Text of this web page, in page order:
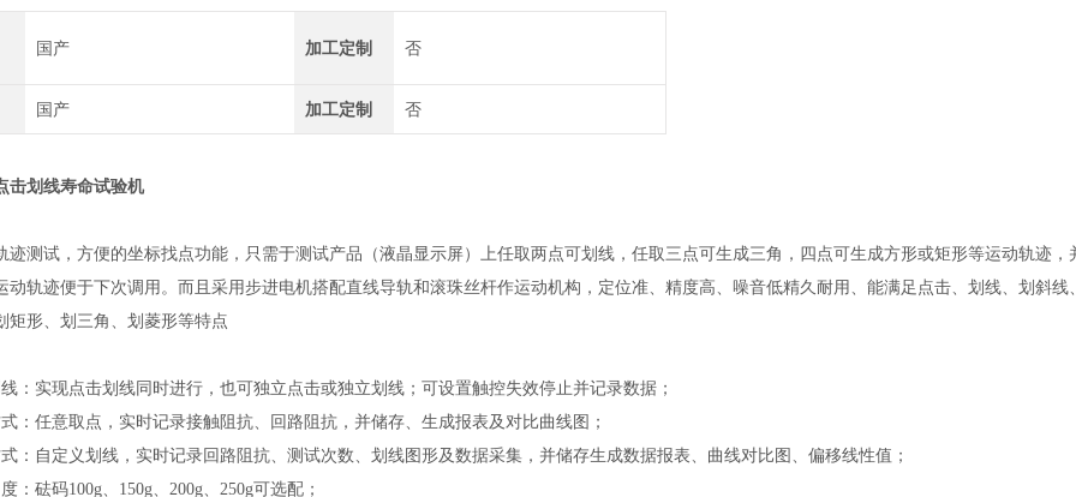
国产 加工定制 否
国产 加工定制 否
击划线寿命试验机
迹测试，方便的坐标找点功能，只需于测试产品（液晶显示屏）上任取两点可划线，任取三点可生成三角，四点可生成方形或矩形等运动轨迹，
动轨迹便于下次调用。而且采用步进电机搭配直线导轨和滚珠丝杆作运动机构，定位准、精度高、噪音低精久耐用、能满足点击、划线、划斜线
矩形、划三角、划菱形等特点
：实现点击划线同时进行，也可独立点击或独立划线；可设置触控失效停止并记录数据；
：任意取点，实时记录接触阻抗、回路阻抗，并储存、生成报表及对比曲线图；
：自定义划线，实时记录回路阻抗、测试次数、划线图形及数据采集，并储存生成数据报表、曲线对比图、偏移线性值；
：砝码100g、150g、200g、250g可选配；